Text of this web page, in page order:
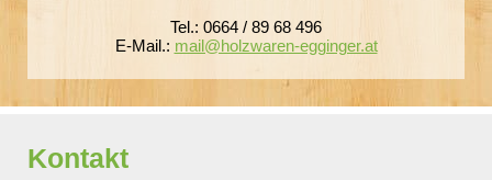
Tel.: 0664 / 89 68 496
E-Mail.: mail@holzwaren-egginger.at
Kontakt